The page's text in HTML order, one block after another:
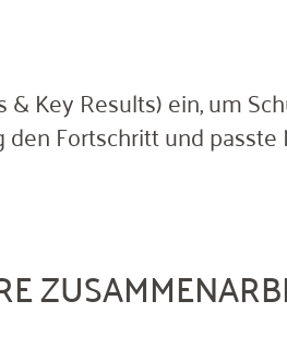
Key Results) ein, um
Fortschritt und